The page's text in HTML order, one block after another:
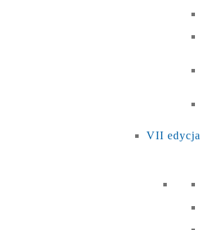
VII edycja